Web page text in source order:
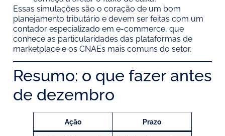
Essas simulações são o coração de um bom
planejamento tributário e devem ser feitas com um
contador especializado em e-commerce, que
conhece as particularidades das plataformas de
marketplace e os CNAEs mais comuns do setor.
Resumo: o que fazer antes
de dezembro
Ação Prazo